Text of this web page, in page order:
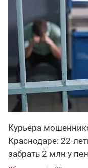
Курьера
Краснодаре: 22-
забрать 2 млн у